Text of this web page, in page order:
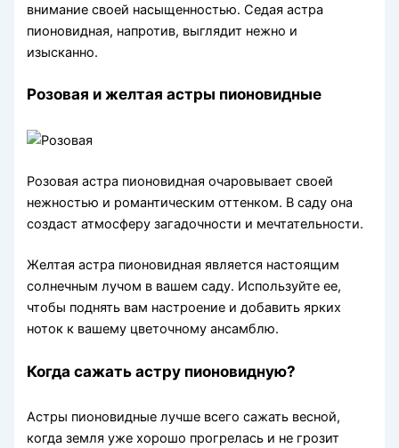
внимание своей насыщенностью. Седая астра
пионовидная, напротив, выглядит нежно и
изысканно.
Розовая и желтая астры пионовидные
Розовая астра пионовидная очаровывает своей
нежностью и романтическим оттенком. В саду она
создаст атмосферу загадочности и мечтательности.
Желтая астра пионовидная является настоящим
солнечным лучом в вашем саду. Используйте ее,
чтобы поднять вам настроение и добавить ярких
ноток к вашему цветочному ансамблю.
Когда сажать астру пионовидную?
Астры пионовидные лучше всего сажать весной,
когда земля уже хорошо прогрелась и не грозит